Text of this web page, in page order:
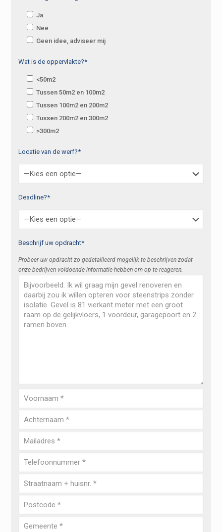
Ja
Nee
Geen idee, adviseer mij
Wat is de oppervlakte?*
<50m2
Tussen 50m2 en 100m2
Tussen 100m2 en 200m2
Tussen 200m2 en 300m2
>300m2
Locatie van de werf?*
Deadline?*
Beschrijf uw opdracht*
Probeer uw opdracht zo gedetailleerd mogelijk te beschrijven zodat
onze bedrijven voldoende informatie hebben om op te reageren.